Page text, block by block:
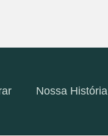
Nossa História